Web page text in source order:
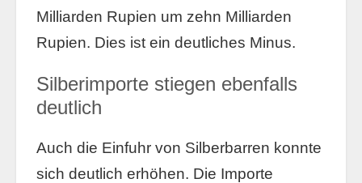
Milliarden Rupien um zehn Milliarden
Rupien. Dies ist ein deutliches Minus.
Silberimporte stiegen ebenfalls
deutlich
Auch die Einfuhr von Silberbarren konnte
sich deutlich erhöhen. Die Importe